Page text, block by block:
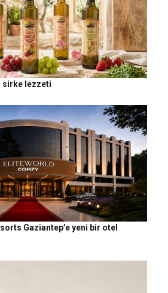
sirke lezzeti
Gaziantep’e yeni bir otel